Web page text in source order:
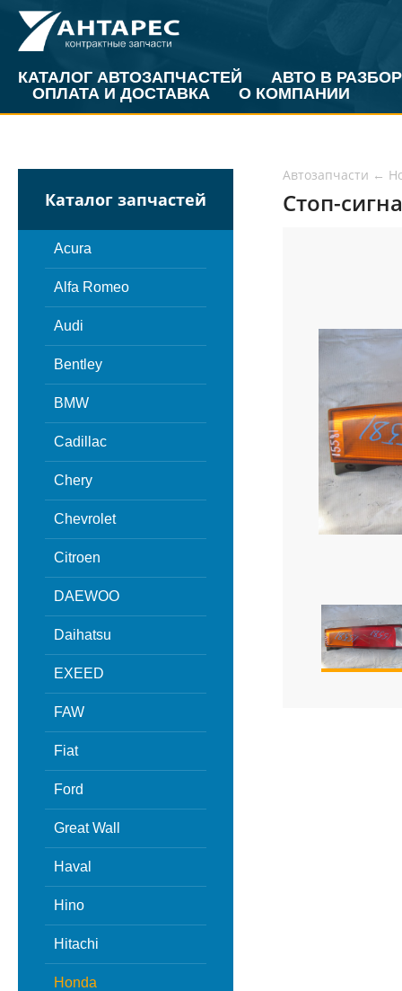
КАТАЛОГ АВТОЗАПЧАСТЕЙ
АВТО В РАЗБОР
ОПЛАТА И ДОСТАВКА
О КОМПАНИИ
Каталог запчастей
Acura
Alfa Romeo
Audi
Bentley
BMW
Cadillac
Chery
Chevrolet
Citroen
DAEWOO
Daihatsu
EXEED
FAW
Fiat
Ford
Great Wall
Haval
Hino
Hitachi
Honda
Автозапчасти ←
Стоп-